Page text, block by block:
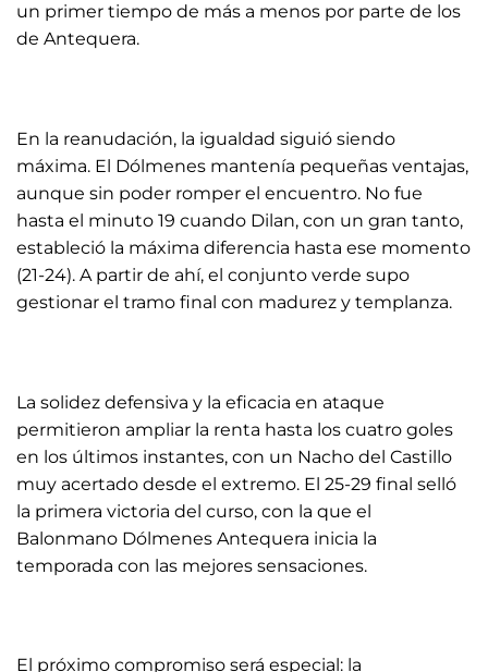
un primer tiempo de más a menos por parte de los
de Antequera.
En la reanudación, la igualdad siguió siendo
máxima. El Dólmenes mantenía pequeñas ventajas,
aunque sin poder romper el encuentro. No fue
hasta el minuto 19 cuando Dilan, con un gran tanto,
estableció la máxima diferencia hasta ese momento
(21-24). A partir de ahí, el conjunto verde supo
gestionar el tramo final con madurez y templanza.
La solidez defensiva y la eficacia en ataque
permitieron ampliar la renta hasta los cuatro goles
en los últimos instantes, con un Nacho del Castillo
muy acertado desde el extremo. El 25-29 final selló
la primera victoria del curso, con la que el
Balonmano Dólmenes Antequera inicia la
temporada con las mejores sensaciones.
El próximo compromiso será especial: la